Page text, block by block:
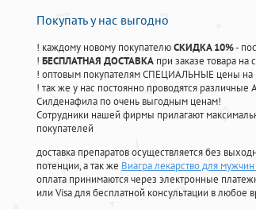
Покупать у нас выгодно
! каждому новому покупателюСКИДКА 10%-
! БЕСПЛАТНАЯ ДОСТАВКА при заказе товара
! оптовым покупателям СПЕЦИАЛЬНЫЕ цены на
! так же у нас постоянно проводятся
Силденафила по очень выгодным ценам!
Cотрудники нашей фирмы прилагают
покупателей
доставка препаратов осуществляется без
потенции, а так же Виагра лекарство для
оплата принимаются через электронные
или Visa для бесплатной консультации в любое